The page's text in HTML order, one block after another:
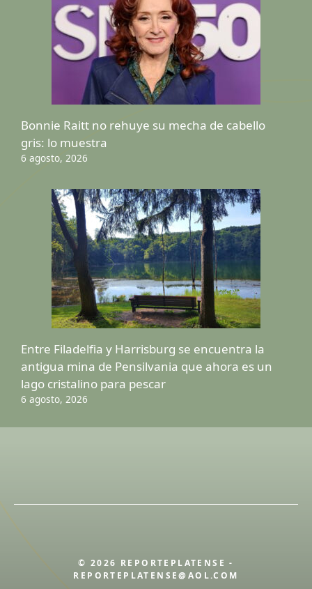
Bonnie Raitt no rehuye su mecha de cabello
gris: lo muestra
6 agosto, 2026
Entre Filadelfia y Harrisburg se encuentra la
antigua mina de Pensilvania que ahora es un
lago cristalino para pescar
6 agosto, 2026
© 2026 REPORTEPLATENSE -
REPORTEPLATENSE@AOL.COM